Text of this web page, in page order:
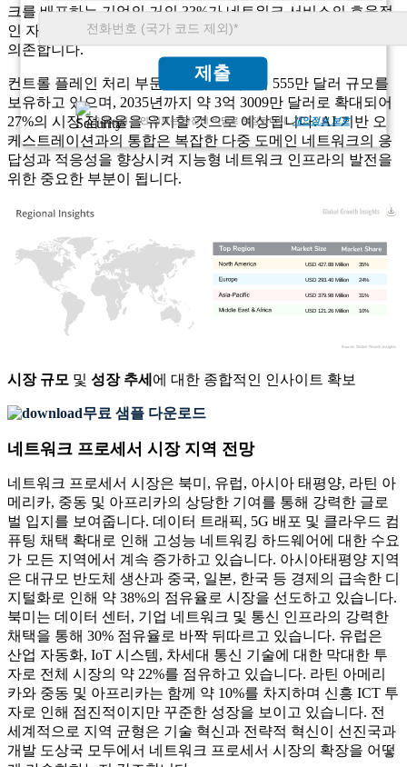
제출
고객님의 개인 정보는 완전히 비밀로 보장됩니다.개인정보 보호
크를 배포하는 기업의 거의 33%가 네트워크 서비스의 효율적
인 자동화 및 동적 재구성을 위해 컨트롤 플레인 프로세서에
의존합니다.
컨트롤 플레인 처리 부문은 2025년 약 2억 555만 달러 규모를
보유하고 있으며, 2035년까지 약 3억 3009만 달러로 확대되어
27%의 시장 점유율을 유지할 것으로 예상됩니다. AI 기반 오
케스트레이션과의 통합은 복잡한 다중 도메인 네트워크의 응
답성과 적응성을 향상시켜 지능형 네트워크 인프라의 발전을
위한 중요한 부분이 됩니다.
10%
USD 121.26 Million
31%
USD 379.98 Million
24%
USD 293.40 Million
35%
USD 427.88 Million
시장 규모 및 성장 추세 에 대한 종합적인 인사이트 확보
무료 샘플 다운로드
네트워크 프로세서 시장 지역 전망
네트워크 프로세서 시장은 북미, 유럽, 아시아 태평양, 라틴 아
메리카, 중동 및 아프리카의 상당한 기여를 통해 강력한 글로
벌 입지를 보여줍니다. 데이터 트래픽, 5G 배포 및 클라우드 컴
퓨팅 채택 확대로 인해 고성능 네트워킹 하드웨어에 대한 수요
가 모든 지역에서 계속 증가하고 있습니다. 아시아태평양 지역
은 대규모 반도체 생산과 중국, 일본, 한국 등 경제의 급속한 디
지털화로 인해 약 38%의 점유율로 시장을 선도하고 있습니다.
북미는 데이터 센터, 기업 네트워크 및 통신 인프라의 강력한
채택을 통해 30% 점유율로 바짝 뒤따르고 있습니다. 유럽은
산업 자동화, IoT 시스템, 차세대 통신 기술에 대한 막대한 투
자로 전체 시장의 약 22%를 점유하고 있습니다. 라틴 아메리
카와 중동 및 아프리카는 함께 약 10%를 차지하며 신흥 ICT 투
자로 인해 점진적이지만 꾸준한 성장을 보이고 있습니다. 전
세계적으로 지역 균형은 기술 혁신과 전략적 혁신이 선진국과
개발 도상국 모두에서 네트워크 프로세서 시장의 확장을 어떻